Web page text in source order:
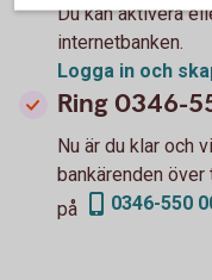
Du kan aktivera
internetbanken.
Logga in och
Ring 0346-
Nu är du klar och
bankärenden
på
0346-550